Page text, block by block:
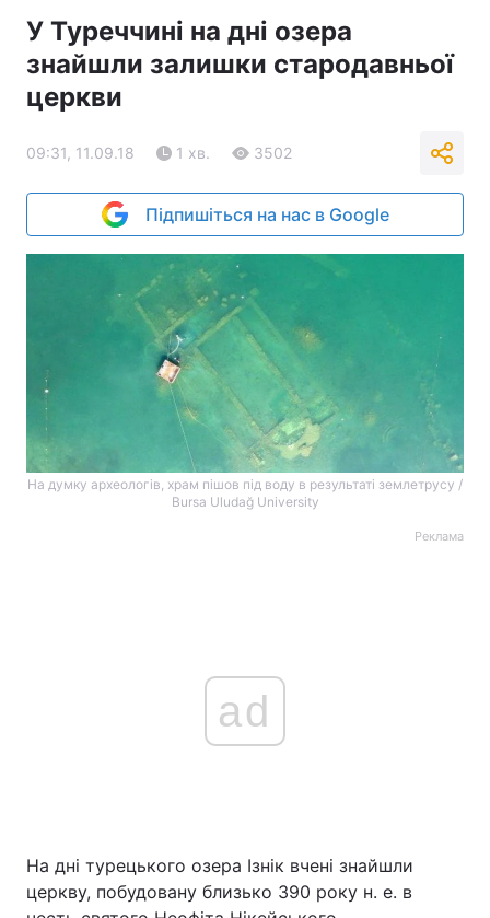
У Туреччині на дні озера
знайшли залишки стародавньої
церкви
09:31, 11.09.18 1 хв. 3502
Підпишіться на нас в Google
На думку археологів, храм пішов під воду в результаті землетрусу /
Bursa Uludağ University
Реклама
ad
На дні турецького озера Ізнік вчені знайшли
церкву, побудовану близько 390 року н. е. в